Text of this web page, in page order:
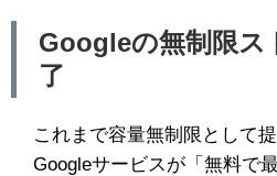
Googleの無制限ス
了
これまで容量無制限として
Googleサービスが「無料で